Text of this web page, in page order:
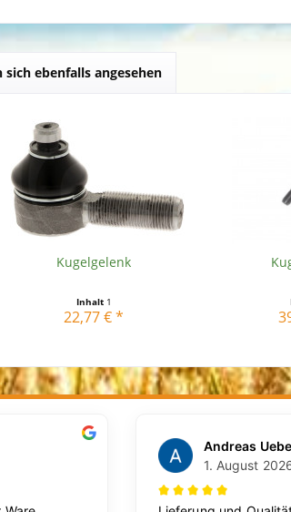
sich ebenfalls angesehen
Kugelgelenk
Inhalt 1
22,77 € *